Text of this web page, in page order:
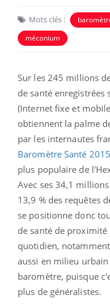
Mots clés :
méconium
Sur les 245 millions
de santé enregistrées
(Internet fixe et
obtiennent la palme
par les internautes
Baromètre Santé 2015
plus populaire de
Avec ses 34,1
13,9 % des requêtes
se positionne donc
de santé de proximité
quotidien,
aussi en milieu
baromètre, puisque
plus de généralistes.